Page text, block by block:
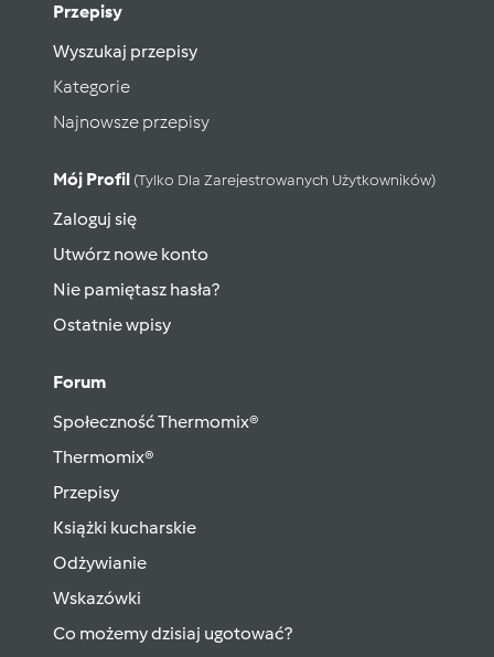
Przepisy
Wyszukaj przepisy
Kategorie
Najnowsze przepisy
Mój Profil (tylko Dla Zarejestrowanych Użytkowników)
Zaloguj się
Utwórz nowe konto
Nie pamiętasz hasła?
Ostatnie wpisy
Forum
Społeczność Thermomix®
Thermomix®
Przepisy
Książki kucharskie
Odżywianie
Wskazówki
Co możemy dzisiaj ugotować?